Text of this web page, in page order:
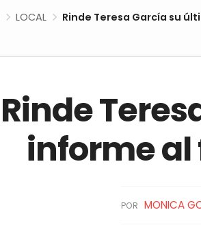
LOCAL Rinde Teresa García su
Rinde
informe al
POR MONICA